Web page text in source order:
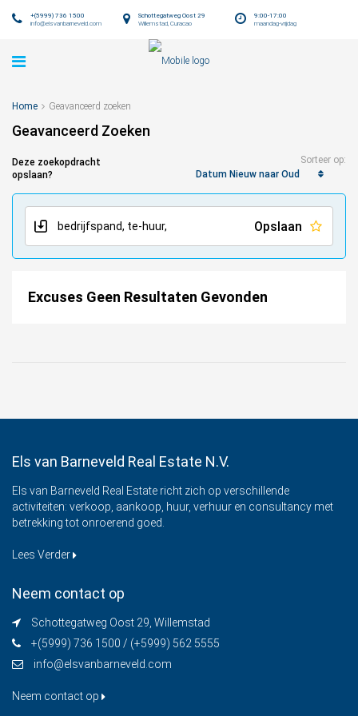
9:00-17:00
maandag-vrijdag
Schottegatweg Oost 29
Willemstad, Curacao
+(5999) 736 1500
info@elsvanbarneveld.com
Home Geavanceerd zoeken
Geavanceerd Zoeken
Deze zoekopdracht
opslaan?
Sorteer op:
Datum Nieuw naar Oud
Opslaan
Excuses Geen Resultaten Gevonden
Els van Barneveld Real Estate N.V.
Els van Barneveld Real Estate richt zich op verschillende
activiteiten: verkoop, aankoop, huur, verhuur en consultancy met
betrekking tot onroerend goed.
Lees Verder
Neem contact op
Schottegatweg Oost 29, Willemstad
+(5999) 736 1500 / (+5999) 562 5555
info@elsvanbarneveld.com
Neem contact op